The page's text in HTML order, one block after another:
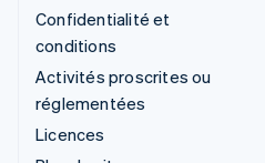
Confidentialité et
conditions
Activités proscrites ou
réglementées
Licences